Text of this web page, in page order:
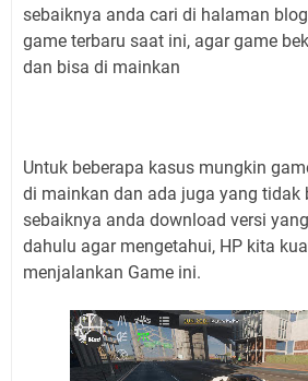
sebaiknya anda cari di halaman
game terbaru saat ini, agar game
dan bisa di mainkan
Untuk beberapa kasus mungkin
di mainkan dan ada juga yang tidak
sebaiknya anda download versi
dahulu agar mengetahui, HP kita
menjalankan Game ini.